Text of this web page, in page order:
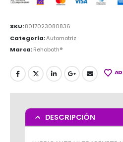
SKU:8017023080836
Categoría:Automotriz
Marca:Rehoboth®
DESCRIPCIÓN